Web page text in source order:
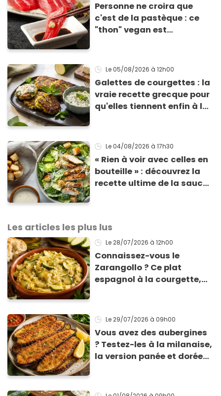
Personne ne croira que
c'est de la pastèque : ce
"thon" vegan est
Le 05/08/2026 à 12h00
Galettes de courgettes : la
vraie recette grecque pour
qu'elles tiennent enfin à la
Le 04/08/2026 à 17h30
« Rien à voir avec celles en
bouteille » : découvrez la
recette ultime de la sauce
Les articles les plus lus
Le 28/07/2026 à 12h00
Connaissez-vous le
Zarangollo ? Ce plat
espagnol à la courgette,
Le 29/07/2026 à 09h00
Vous avez des aubergines
? Testez-les à la milanaise,
la version panée et dorée